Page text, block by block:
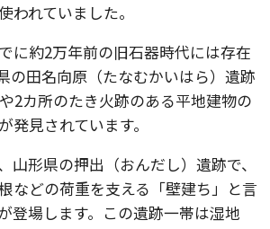
われていました。
に約2万年前の旧石器時代には存在
の田名向原（たなむかいはら）遺跡
2カ所のたき火跡のある平地建物の
発見されています。
山形県の押出（おんだし）遺跡で、
などの荷重を支える「壁建ち」と言
登場します。この遺跡一帯は湿地